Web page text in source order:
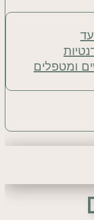
ומטפלים